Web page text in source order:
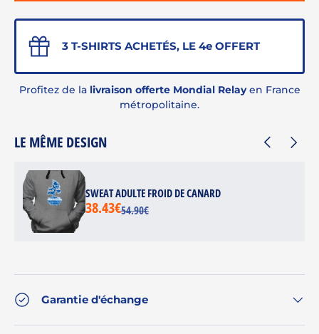
3 T-SHIRTS ACHETÉS, LE 4e OFFERT
Profitez de la livraison offerte Mondial Relayen France
métropolitaine.
LE MÊME DESIGN
SWEAT ADULTE FROID DE CANARD
54.90€
38.43€
Garantie d'échange